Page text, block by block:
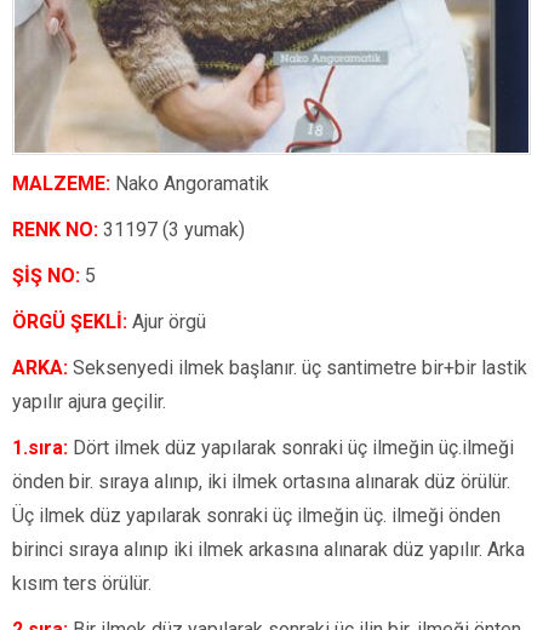
MALZEME: Nako Angoramatik
RENK NO: 31197 (3 yumak)
ŞİŞ NO: 5
ÖRGÜ ŞEKLİ: Ajur örgü
ARKA: Seksenyedi ilmek başlanır. üç santimetre bir+bir lastik
yapılır ajura geçilir.
1.sıra: Dört ilmek düz yapılarak sonraki üç ilmeğin üç.ilmeği
önden bir. sıraya alınıp, iki ilmek ortasına alınarak düz örülür.
Üç ilmek düz yapılarak sonraki üç ilmeğin üç. ilmeği önden
birinci sıraya alınıp iki ilmek arkasına alınarak düz yapılır. Arka
kısım ters örülür.